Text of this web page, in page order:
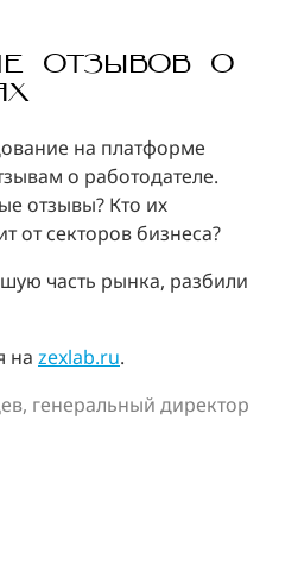
ОТЗЫВОВ О
на платформе
о работодателе.
отзывы? Кто их
от секторов бизнеса?
часть рынка, разбили
на zexlab.ru.
генеральный директор